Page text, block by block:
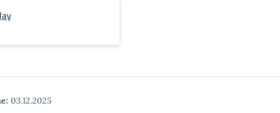
03.12.2025